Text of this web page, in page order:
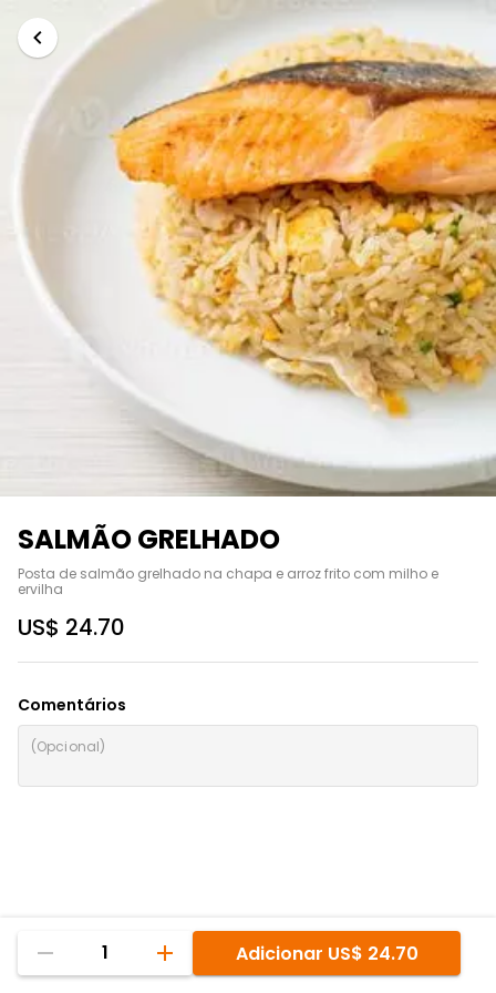
SALMÃO GRELHADO
Posta de salmão grelhado na chapa e arroz frito com milho e
ervilha
US$ 24.70
Comentários
1 Adicionar US$ 24.70